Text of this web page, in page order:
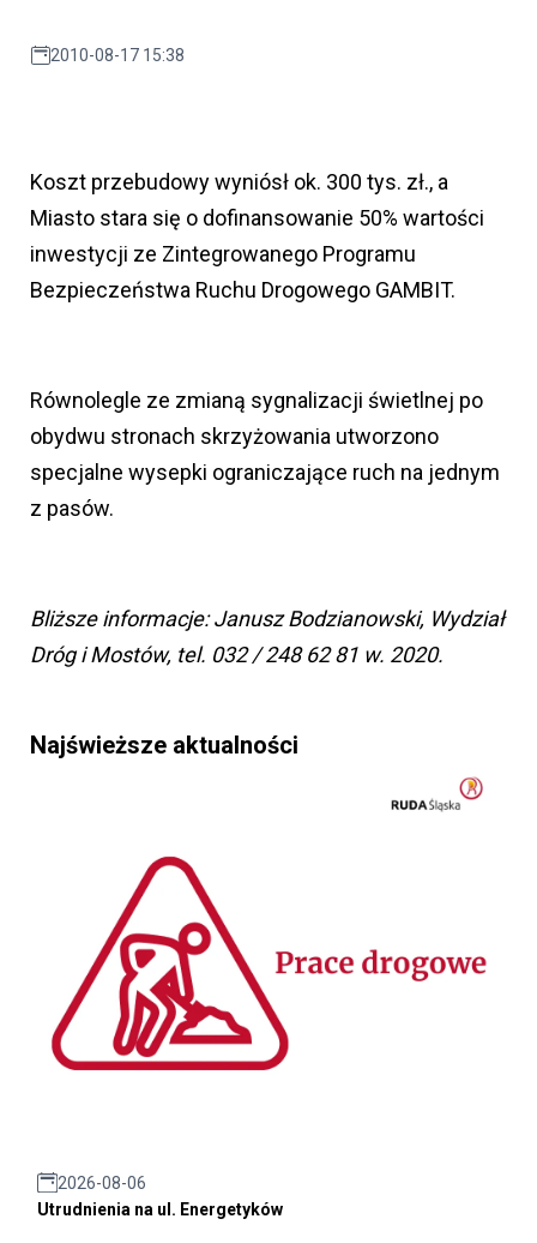
2010-08-17 15:38
Koszt przebudowy wyniósł ok. 300 tys. zł., a
Miasto stara się o dofinansowanie 50% wartości
inwestycji ze Zintegrowanego Programu
Bezpieczeństwa Ruchu Drogowego GAMBIT.
Równolegle ze zmianą sygnalizacji świetlnej po
obydwu stronach skrzyżowania utworzono
specjalne wysepki ograniczające ruch na jednym
z pasów.
Bliższe informacje: Janusz Bodzianowski, Wydział
Dróg i Mostów, tel. 032 / 248 62 81 w. 2020.
Najświeższe aktualności
2026-08-06
Utrudnienia na ul. Energetyków